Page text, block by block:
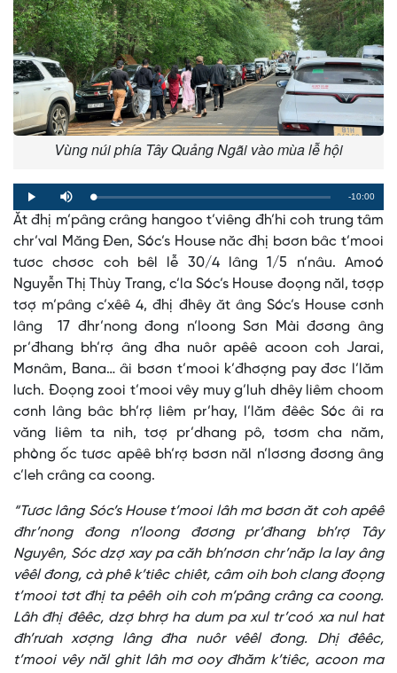
Vùng núi phía Tây Quảng Ngãi vào mùa lễ hội
Play Mute Loaded:
0%
Progress:
0%
Remaining
Time
-10:00
Ăt đhị m’pâng crâng hangoo t’viêng đh’hi coh trung tâm
chr’val Măng Đen, Sóc’s House năc đhị bơơn bâc t’mooi
tươc chơơc coh bêl lễ 30/4 lâng 1/5 n’nâu. Amoó
Nguyễn Thị Thùy Trang, c’la Sóc’s House đoọng năl, tơợp
tơợ m’pâng c’xêê 4, đhị đhêy ăt âng Sóc’s House cơnh
lâng 17 đhr’nong đong n’loong Sơn Mài đơơng âng
pr’đhang bh’rợ âng đha nuôr apêê acoon coh Jarai,
Mơnâm, Bana… âi bơơn t’mooi k’đhơợng pay đơc l’lăm
lưch. Đoọng zooi t’mooi vêy muy g’luh dhêy liêm choom
cơnh lâng bâc bh’rợ liêm pr’hay, l’lăm đêêc Sóc âi ra
văng liêm ta nih, tơợ pr’dhang pô, tơơm cha năm,
phòng ốc tươc apêê bh’rợ bơơn năl n’lơơng đơơng âng
c’leh crâng ca coong.
“Tươc lâng Sóc’s House t’mooi lâh mơ bơơn ăt coh apêê
đhr’nong đong n’loong đơơng pr’đhang bh’rợ Tây
Nguyên, Sóc dzợ xay pa căh bh’nơơn chr’năp la lay âng
vêêl đong, cà phê k’tiêc chiêt, câm oih boh clang đoọng
t’mooi tơt đhị ta pêêh oih coh m’pâng crâng ca coong.
Lâh đhị đêêc, dzợ bhrợ ha dum pa xul tr’coó xa nul hat
đh’rưah xơợng lâng đha nuôr vêêl đong. Dhị đêêc,
t’mooi vêy năl ghit lâh mơ ooy đhăm k’tiêc, acoon ma